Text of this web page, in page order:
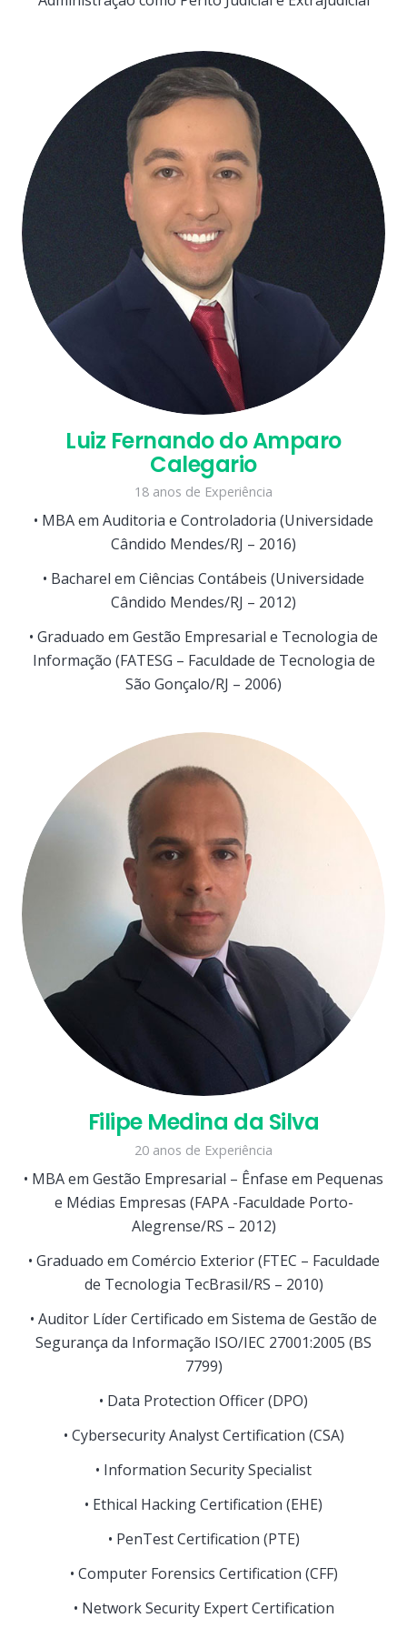
Luiz Fernando do Amparo
Calegario
18 anos de Experiência
• MBA em Auditoria e Controladoria (Universidade
Cândido Mendes/RJ – 2016)
• Bacharel em Ciências Contábeis (Universidade
Cândido Mendes/RJ – 2012)
• Graduado em Gestão Empresarial e Tecnologia de
Informação (FATESG – Faculdade de Tecnologia de
São Gonçalo/RJ – 2006)
Filipe Medina da Silva
20 anos de Experiência
• MBA em Gestão Empresarial – Ênfase em Pequenas
e Médias Empresas (FAPA -Faculdade Porto-
Alegrense/RS – 2012)
• Graduado em Comércio Exterior (FTEC – Faculdade
de Tecnologia TecBrasil/RS – 2010)
• Auditor Líder Certificado em Sistema de Gestão de
Segurança da Informação ISO/IEC 27001:2005 (BS
7799)
• Data Protection Officer (DPO)
• Cybersecurity Analyst Certification (CSA)
• Information Security Specialist
• Ethical Hacking Certification (EHE)
• PenTest Certification (PTE)
• Computer Forensics Certification (CFF)
• Network Security Expert Certification